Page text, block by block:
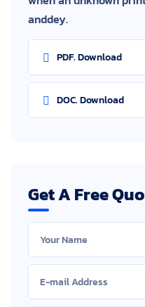
anddey.
PDF. Download
DOC. Download
Get A Free